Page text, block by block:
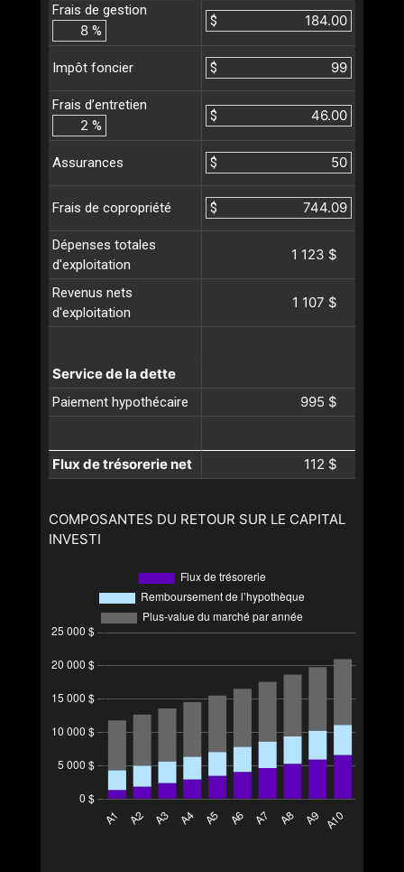
Frais de gestion
%
$
Impôt foncier $
Frais d’entretien
%
$
Assurances $
Frais de copropriété $
Dépenses totales
d'exploitation
1 123 $
Revenus nets
d'exploitation
1 107 $
Service de la dette
Paiement hypothécaire 995 $
Flux de trésorerie net 112 $
COMPOSANTES DU RETOUR SUR LE CAPITAL
INVESTI